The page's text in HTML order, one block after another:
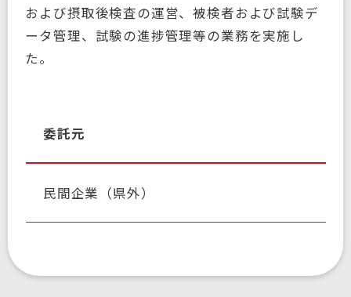
および摂取後検査の運営、被検者および試験デ
ータ管理、試験の進捗管理等の業務を実施し
た。
委託元
民間企業（県外）